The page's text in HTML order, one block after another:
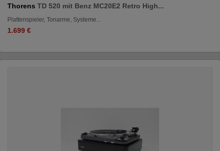
Thorens TD 520 mit Benz MC20E2 Retro High...
Plattenspieler, Tonarme, Systeme...
1.699 €